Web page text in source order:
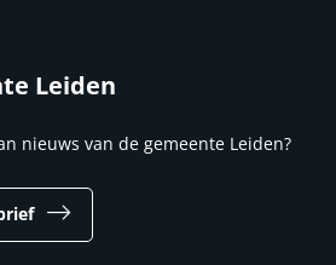
Leiden
nieuws van de gemeente Leiden?